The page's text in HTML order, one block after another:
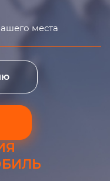
места